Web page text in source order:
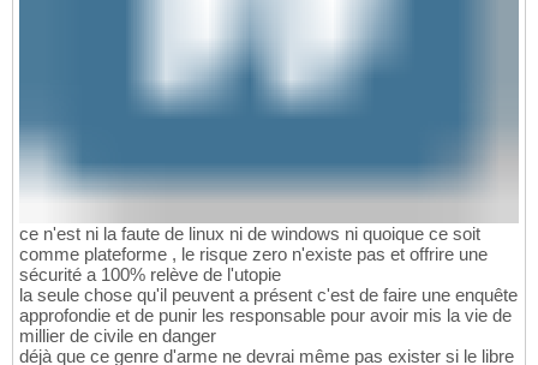
ce n'est ni la faute de linux ni de windows ni quoique ce soit
comme plateforme , le risque zero n'existe pas et offrire une
sécurité a 100% relève de l'utopie
la seule chose qu'il peuvent a présent c'est de faire une enquête
approfondie et de punir les responsable pour avoir mis la vie de
millier de civile en danger
déjà que ce genre d'arme ne devrai même pas exister si le libre